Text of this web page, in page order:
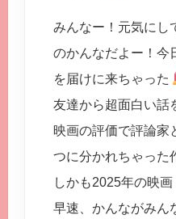
みんなー！元気にし
のかんなだよー！今
を届けに来ちゃった
友達から超面白い話
映画の評価で評論家
つに分かれちゃった
しかも2025年の映
早速、かんながみん